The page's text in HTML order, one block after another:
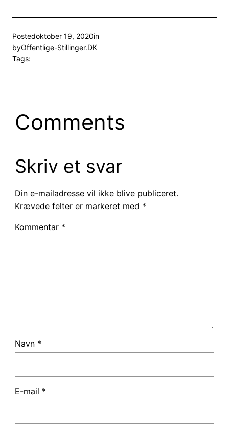
Postedoktober 19, 2020in
byOffentlige-Stillinger.DK
Tags:
Comments
Skriv et svar
Din e-mailadresse vil ikke blive publiceret.
Krævede felter er markeret med *
Kommentar *
Navn *
E-mail *